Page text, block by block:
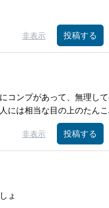
非表示
コンプがあって、無理し
には相当な目の上のたんこ
非表示
ょ